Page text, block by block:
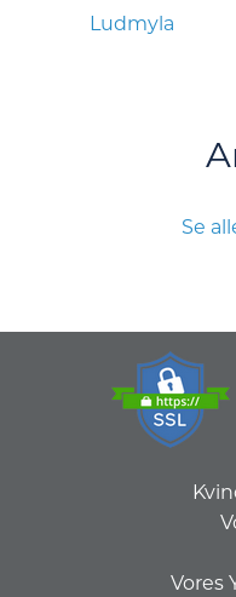
Ludmyla
Se
Vores